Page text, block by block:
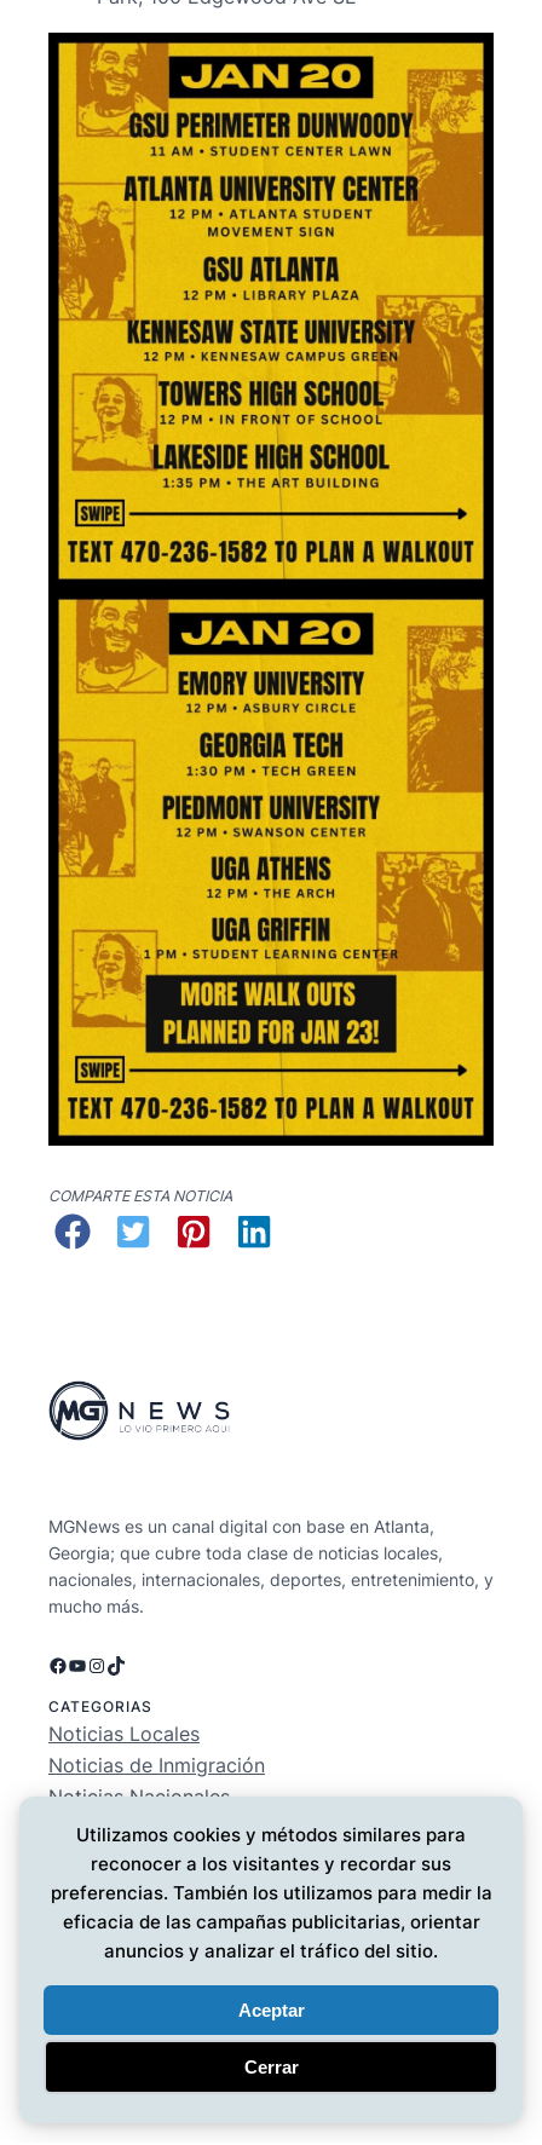
COMPARTE ESTA NOTICIA
MGNews es un canal digital con base en Atlanta,
Georgia; que cubre toda clase de noticias locales,
nacionales, internacionales, deportes, entretenimiento, y
mucho más.
Facebook
YouTube
Instagram
TikTok
CATEGORIAS
Noticias Locales
Noticias de Inmigración
Noticias Nacionales
Deportes
Entretenimiento
EMPRESA
Conócenos
Política de Privacidad
Noticias MG
Utilizamos cookies y métodos similares para
reconocer a los visitantes y recordar sus
preferencias. También los utilizamos para medir la
eficacia de las campañas publicitarias, orientar
anuncios y analizar el tráfico del sitio.
Aceptar
Cerrar